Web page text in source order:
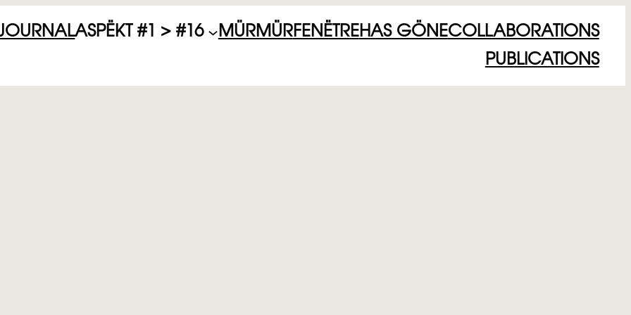
ASPËKT #1 > #16 MÜRMÜRFENËTREHAS GÖNECOLLABORATIONS
PUBLICATIONS